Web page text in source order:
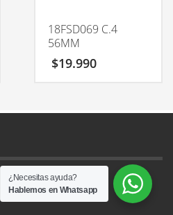
18FSD069 C.4
56MM
$19.990
Kallyas Theme.
¿Necesitas ayuda?
Hablemos en Whatsapp